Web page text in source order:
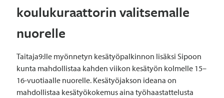
koulukuraattorin valitsemalle
nuorelle
Taitaja9:lle myönnetyn kesätyöpalkinnon lisäksi Sipoon
kunta mahdollistaa kahden viikon kesätyön kolmelle 15–
16-vuotiaalle nuorelle. Kesätyöjakson ideana on
mahdollistaa kesätyökokemus aina työhaastattelusta